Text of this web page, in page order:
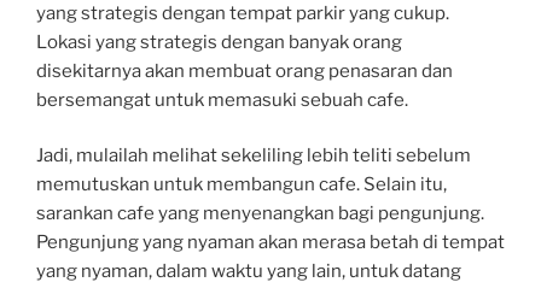
yang strategis dengan tempat parkir yang cukup.
Lokasi yang strategis dengan banyak orang
disekitarnya akan membuat orang penasaran dan
bersemangat untuk memasuki sebuah cafe.
Jadi, mulailah melihat sekeliling lebih teliti sebelum
memutuskan untuk membangun cafe. Selain itu,
sarankan cafe yang menyenangkan bagi pengunjung.
Pengunjung yang nyaman akan merasa betah di tempat
yang nyaman, dalam waktu yang lain, untuk datang